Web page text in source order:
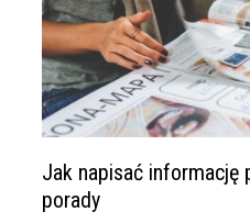
Jak napisać informację
porady